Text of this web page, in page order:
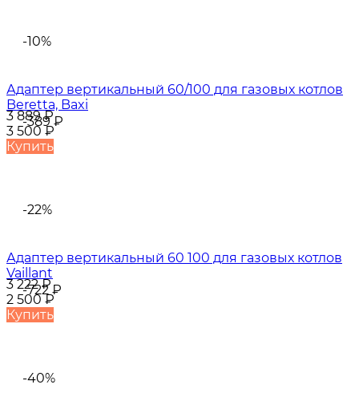
-10%
-389₽
Адаптер вертикальный 60/100 для газовых котлов
Beretta, Baxi
3 889₽
3 500₽
Купить
-22%
-722₽
Адаптер вертикальный 60 100 для газовых котлов
Vaillant
3 222₽
2 500₽
Купить
-40%